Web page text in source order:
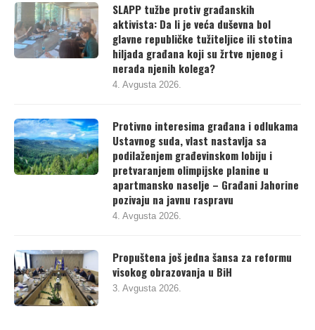
SLAPP tužbe protiv građanskih
aktivista: Da li je veća duševna bol
glavne republičke tužiteljice ili stotina
hiljada građana koji su žrtve njenog i
nerada njenih kolega?
4. Avgusta 2026.
Protivno interesima građana i odlukama
Ustavnog suda, vlast nastavlja sa
podilaženjem građevinskom lobiju i
pretvaranjem olimpijske planine u
apartmansko naselje – Građani Jahorine
pozivaju na javnu raspravu
4. Avgusta 2026.
Propuštena još jedna šansa za reformu
visokog obrazovanja u BiH
3. Avgusta 2026.